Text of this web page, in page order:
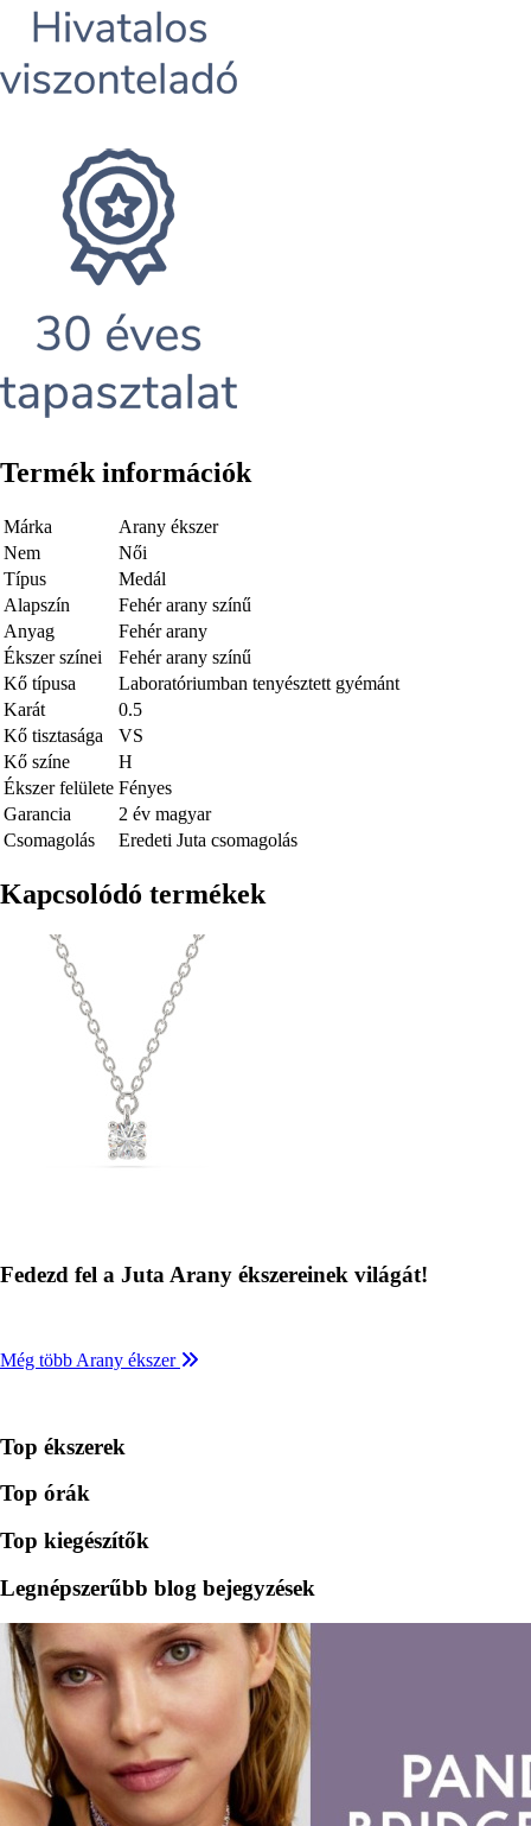
Termék információk
Márka
Arany ékszer
Nem
Női
Típus
Medál
Alapszín
Fehér arany színű
Anyag
Fehér arany
Ékszer színei
Fehér arany színű
Kő típusa
Laboratóriumban tenyésztett gyémánt
Karát
0.5
Kő tisztasága
VS
Kő színe
H
Ékszer felülete Fényes
Garancia
2 év magyar
Csomagolás
Eredeti Juta csomagolás
Kapcsolódó termékek
Fedezd fel a Juta Arany ékszereinek világát!
Még több Arany ékszer
Top ékszerek
Top órák
Top kiegészítők
Legnépszerűbb blog bejegyzések